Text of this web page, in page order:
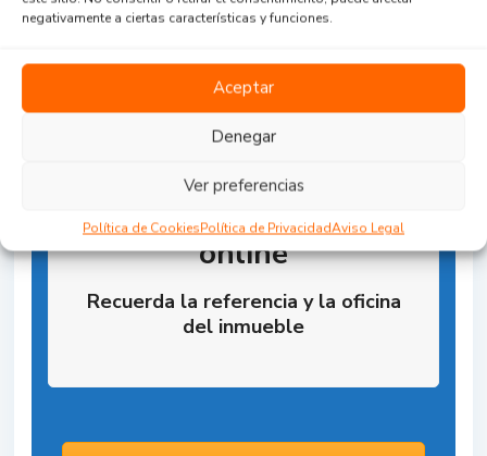
negativamente a ciertas características y funciones.
Aceptar
Denegar
Ver preferencias
Política de CookiesPolítica de PrivacidadAviso Legal
Reserva la Propiedad
online
Recuerda la referencia y la oficina
del inmueble